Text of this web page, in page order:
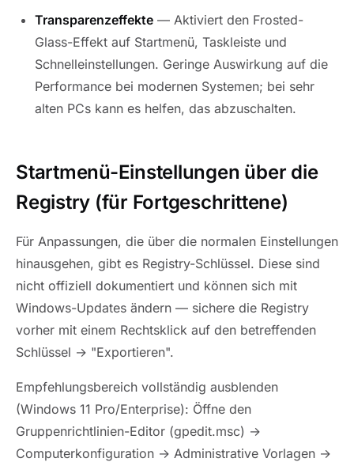
Transparenzeffekte — Aktiviert den Frosted-
Glass-Effekt auf Startmenü, Taskleiste und
Schnelleinstellungen. Geringe Auswirkung auf die
Performance bei modernen Systemen; bei sehr
alten PCs kann es helfen, das abzuschalten.
Startmenü-Einstellungen über die
Registry (für Fortgeschrittene)
Für Anpassungen, die über die normalen Einstellungen
hinausgehen, gibt es Registry-Schlüssel. Diese sind
nicht offiziell dokumentiert und können sich mit
Windows-Updates ändern — sichere die Registry
vorher mit einem Rechtsklick auf den betreffenden
Schlüssel → "Exportieren".
Empfehlungsbereich vollständig ausblenden
(Windows 11 Pro/Enterprise): Öffne den
Gruppenrichtlinien-Editor (gpedit.msc) →
Computerkonfiguration → Administrative Vorlagen →